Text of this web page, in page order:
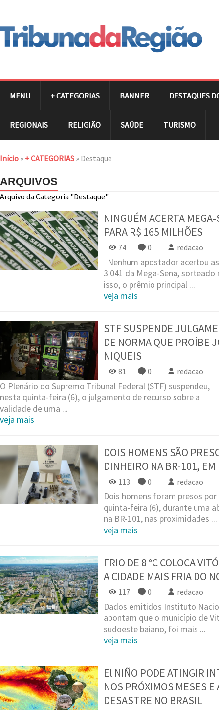
MENU + CATEGORIAS BANNER DESTAQUES
REGIONAIS RELIGIÃO SAÚDE TURISMO
Início » + CATEGORIAS » Destaque
ARQUIVOS
Arquivo da Categoria "Destaque"
NINGUÉM ACERTA
PARA R$ 165 MILHÕES
74 0 redacao
Nenhum apostador acertou
3.041 da Mega-Sena,
isso, o prêmio principal ...
veja mais
STF SUSPENDE
DE NORMA QUE PROÍBE
NIQUEIS
81 0 redacao
O Plenário do Supremo Tribunal Federal (STF) suspendeu,
nesta quinta-feira (6), o julgamento de recurso sobre a
validade de uma ...
veja mais
DOIS HOMENS SÃO
DINHEIRO NA BR-101,
113 0 redacao
Dois homens foram presos
quinta-feira (6), durante uma
na BR-101, nas proximidades ...
veja mais
FRIO DE 8 °C COLOCA
A CIDADE MAIS FRIA DO
117 0 redacao
Dados emitidos Instituto
apontam que o município de
sudoeste baiano, foi mais ...
veja mais
El NIÑO PODE ATINGIR
NOS PRÓXIMOS MESES
DESASTRE NO BRASIL